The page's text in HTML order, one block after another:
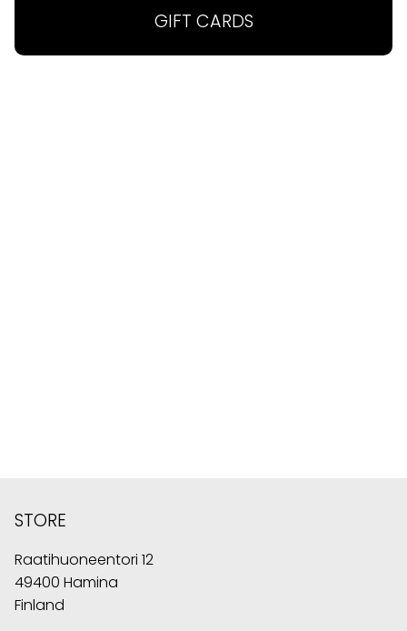
GIFT CARDS
Laventelin tarinaan, keitä
Haminassa, aivan
keskustassa. Tule
STORE
Raatihuoneentori 12
49400 Hamina
Finland